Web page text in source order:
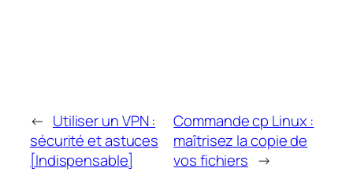
← Utiliser un VPN :
sécurité et astuces
[Indispensable]
Commande cp Linux :
maîtrisez la copie de
vos fichiers →